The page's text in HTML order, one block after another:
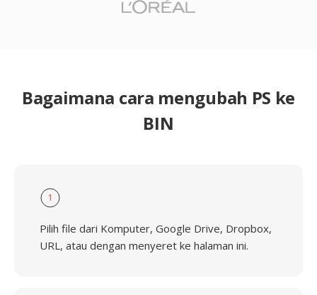
Bagaimana cara mengubah PS ke
BIN
1
Pilih file dari Komputer, Google Drive, Dropbox,
URL, atau dengan menyeret ke halaman ini.